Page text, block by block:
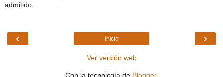
admitido.
‹ ›
Inicio
Ver versión web
Con la tecnología de Blogger.